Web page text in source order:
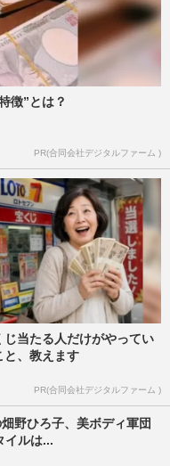
徴”とは？
PR(合同会社デジタルファーム )
じ当たる人だけがやってい
と、教えます
PR(合同会社デジタルファーム )
野ひろ子、美ボディ軍団
イルは...